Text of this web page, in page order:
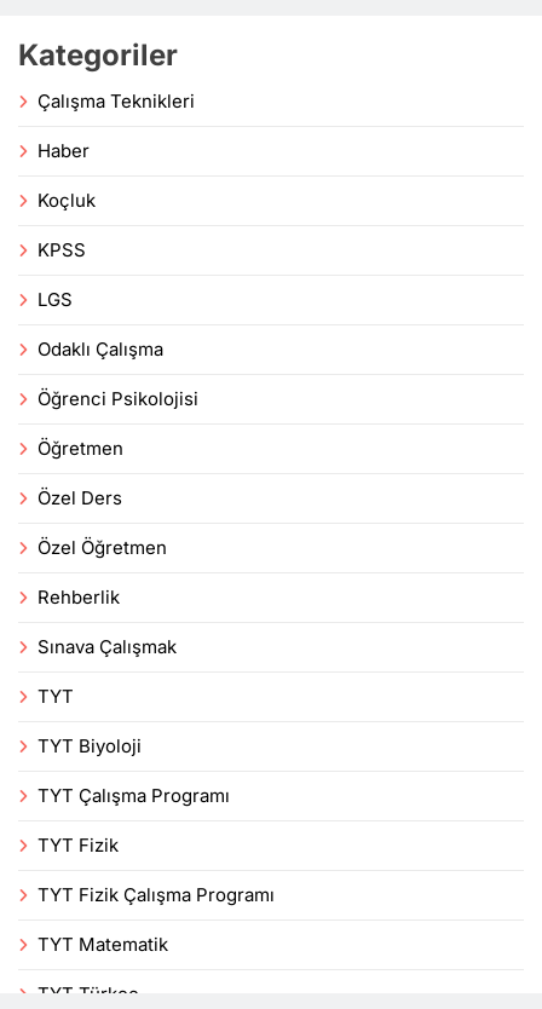
Kategoriler
Çalışma Teknikleri
Haber
Koçluk
KPSS
LGS
Odaklı Çalışma
Öğrenci Psikolojisi
Öğretmen
Özel Ders
Özel Öğretmen
Rehberlik
Sınava Çalışmak
TYT
TYT Biyoloji
TYT Çalışma Programı
TYT Fizik
TYT Fizik Çalışma Programı
TYT Matematik
TYT Türkçe